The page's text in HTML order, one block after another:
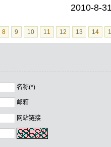
2010-8-
8 9 10 11 12 13 14
名称(*)
邮箱
网站链接